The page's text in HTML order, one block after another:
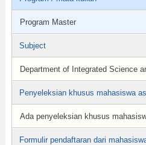
Program Master
Subject
Department of Integrated Science
Penyeleksian khusus mahasiswa
Ada penyeleksian khusus
Formulir pendaftaran dari